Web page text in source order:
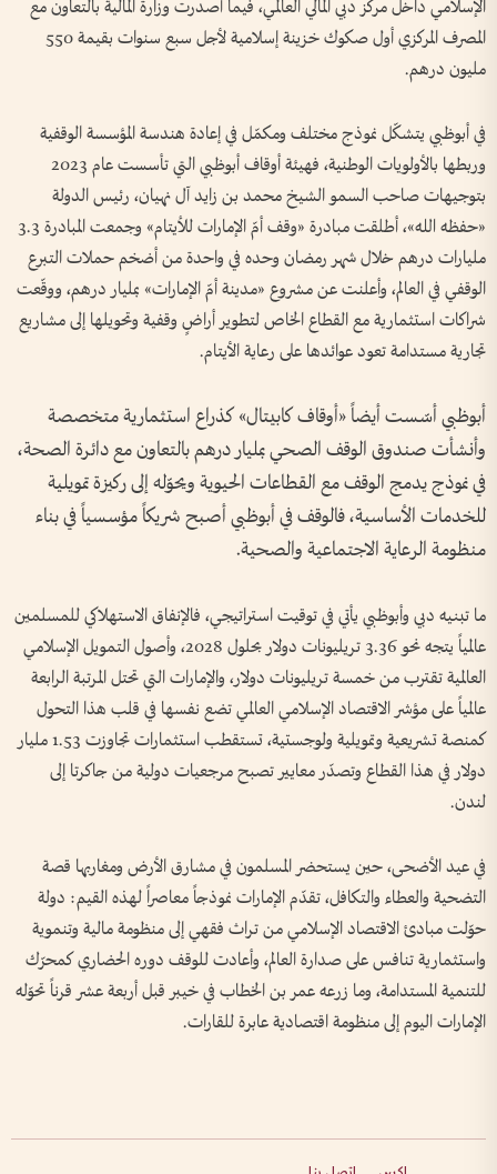
الإسلامي داخل مركز دبي المالي العالمي، فيما أصدرت وزارة المالية بالتعاون مع
المصرف المركزي أول صكوك خزينة إسلامية لأجل سبع سنوات بقيمة 550
مليون درهم.
في أبوظبي يتشكّل نموذج مختلف ومكمّل في إعادة هندسة المؤسسة الوقفية
وربطها بالأولويات الوطنية، فهيئة أوقاف أبوظبي التي تأسست عام 2023
بتوجيهات صاحب السمو الشيخ محمد بن زايد آل نهيان، رئيس الدولة
«حفظه الله»، أطلقت مبادرة «وقف أمّ الإمارات للأيتام» وجمعت المبادرة 3.3
مليارات درهم خلال شهر رمضان وحده في واحدة من أضخم حملات التبرع
الوقفي في العالم، وأعلنت عن مشروع «مدينة أمّ الإمارات» بمليار درهم، ووقّعت
شراكات استثمارية مع القطاع الخاص لتطوير أراضٍ وقفية وتحويلها إلى مشاريع
تجارية مستدامة تعود عوائدها على رعاية الأيتام.
أبوظبي أسّست أيضاً «أوقاف كابيتال» كذراع استثمارية متخصصة
وأنشأت صندوق الوقف الصحي بمليار درهم بالتعاون مع دائرة الصحة،
في نموذج يدمج الوقف مع القطاعات الحيوية ويحوّله إلى ركيزة تمويلية
للخدمات الأساسية، فالوقف في أبوظبي أصبح شريكاً مؤسسياً في بناء
منظومة الرعاية الاجتماعية والصحية.
ما تبنيه دبي وأبوظبي يأتي في توقيت استراتيجي، فالإنفاق الاستهلاكي للمسلمين
عالمياً يتجه نحو 3.36 تريليونات دولار بحلول 2028، وأصول التمويل الإسلامي
العالمية تقترب من خمسة تريليونات دولار، والإمارات التي تحتل المرتبة الرابعة
عالمياً على مؤشر الاقتصاد الإسلامي العالمي تضع نفسها في قلب هذا التحول
كمنصة تشريعية وتمويلية ولوجستية، تستقطب استثمارات تجاوزت 1.53 مليار
دولار في هذا القطاع وتصدّر معايير تصبح مرجعيات دولية من جاكرتا إلى
لندن.
في عيد الأضحى، حين يستحضر المسلمون في مشارق الأرض ومغاربها قصة
التضحية والعطاء والتكافل، تقدّم الإمارات نموذجاً معاصراً لهذه القيم: دولة
حوّلت مبادئ الاقتصاد الإسلامي من تراث فقهي إلى منظومة مالية وتنموية
واستثمارية تنافس على صدارة العالم، وأعادت للوقف دوره الحضاري كمحرّك
للتنمية المستدامة، وما زرعه عمر بن الخطاب في خيبر قبل أربعة عشر قرناً تحوّله
الإمارات اليوم إلى منظومة اقتصادية عابرة للقارات.